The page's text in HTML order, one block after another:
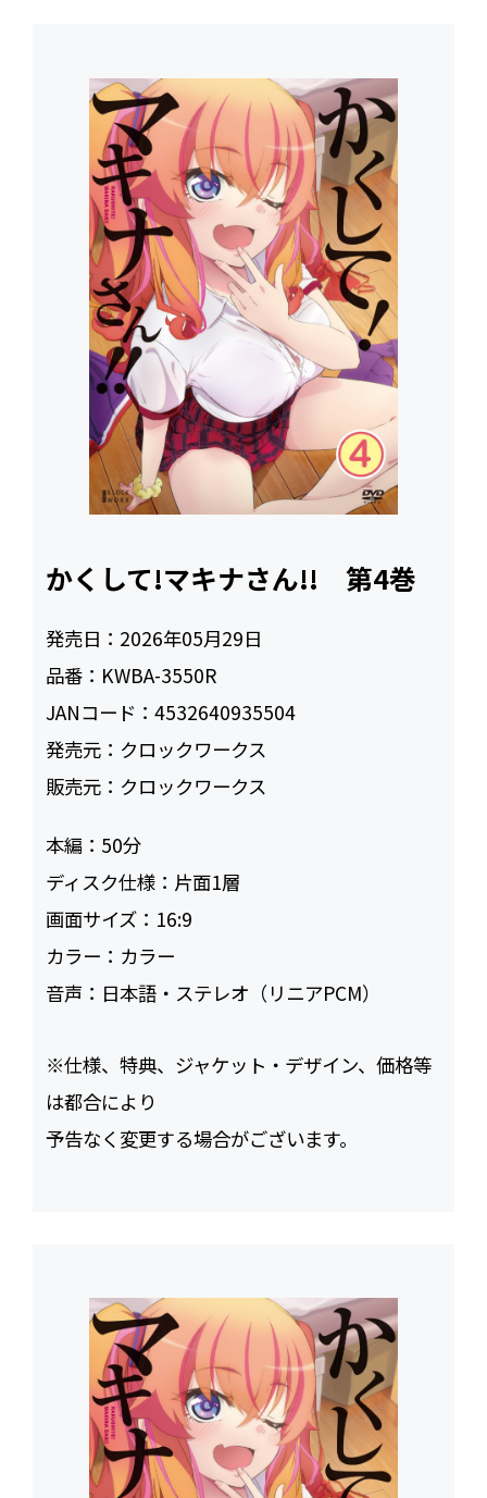
かくして!マキナさん!! 第4巻
発売日： 2026年05月29日
品番： KWBA-3550R
JANコード：4532640935504
発売元： クロックワークス
販売元： クロックワークス
本編： 50
ディスク仕様： 片面1層
画面サイズ： 16:9
カラー： カラー
音声： 日本語・ステレオ（リニアPCM）
※仕様、特典、ジャケット・デザイン、価格等
は都合により
予告なく変更する場合がございます。